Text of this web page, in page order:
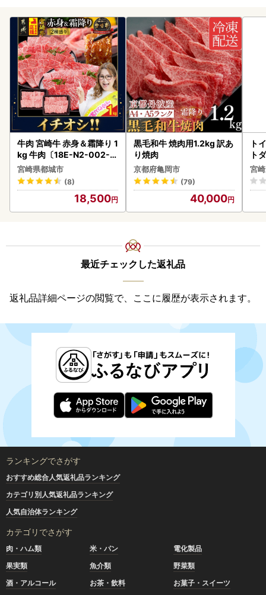
牛肉 宮崎牛 赤身＆霜降り 1
kg 牛肉〔18E-N2-002-1
kg-S4A6-CF〕
宮崎県都城市
(8)
18,500
黒毛和牛 焼肉用1.2kg 訳あ
り焼肉
京都府亀岡市
(79)
40,000
ト
ト
速
宮
最近チェックした返礼品
返礼品詳細ページの閲覧で、ここに履歴が表示されます。
ランキングでさがす
おすすめ総合人気返礼品ランキング
カテゴリ別人気返礼品ランキング
人気自治体ランキング
カテゴリでさがす
肉・ハム類 米・パン
電化製品
果実類
魚介類
野菜類
酒・アルコール
お茶・飲料
お菓子・スイーツ